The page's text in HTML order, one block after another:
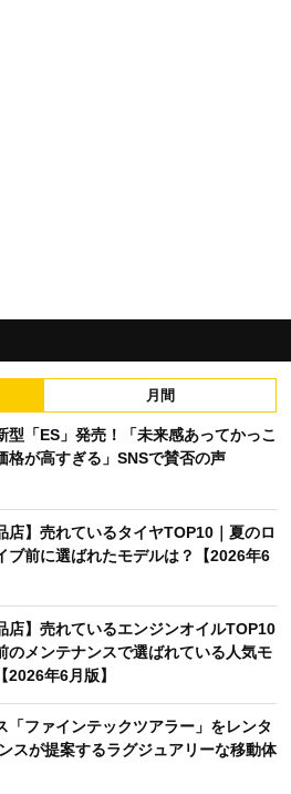
月間
型「ES」発売！「未来感あってかっこ
格が高すぎる」SNSで賛否の声
店】売れているタイヤTOP10｜夏のロ
ブ前に選ばれたモデルは？【2026年6
店】売れているエンジンオイルTOP10
のメンテナンスで選ばれている人気モ
2026年6月版】
「ファインテックツアラー」をレンタ
スが提案するラグジュアリーな移動体